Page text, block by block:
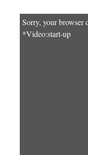
Sorry, your browser
*Video:start-up